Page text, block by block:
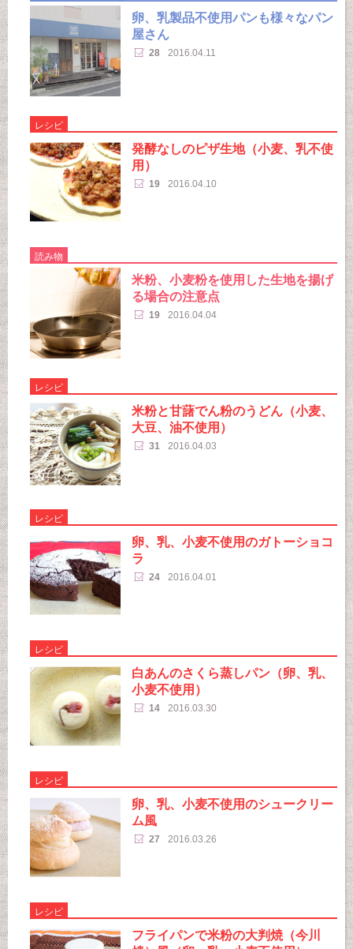
卵、乳製品不使用パンも様々なパン
屋さん
28 2016.04.11
レシピ
発酵なしのピザ生地（小麦、乳不使
用）
19 2016.04.10
読み物
米粉、小麦粉を使用した生地を揚げ
る場合の注意点
19 2016.04.04
レシピ
米粉と甘藷でん粉のうどん（小麦、
大豆、油不使用）
31 2016.04.03
レシピ
卵、乳、小麦不使用のガトーショコ
ラ
24 2016.04.01
レシピ
白あんのさくら蒸しパン（卵、乳、
小麦不使用）
14 2016.03.30
レシピ
卵、乳、小麦不使用のシュークリー
ム風
27 2016.03.26
レシピ
フライパンで米粉の大判焼（今川